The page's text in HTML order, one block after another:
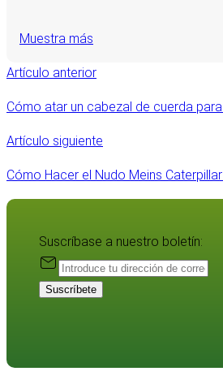
Muestra más
Artículo anterior
Cómo atar un cabezal de cuerda
Artículo siguiente
Cómo Hacer el Nudo Meins
Suscríbase a nuestro boletín:
Suscríbete